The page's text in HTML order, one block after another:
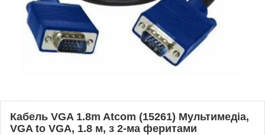
Кабель VGA 1.8m Atcom (15261) Мультимедіа,
VGA to VGA, 1.8 м, з 2-ма феритами